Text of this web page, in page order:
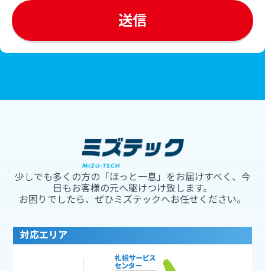
少しでも多くの方の「ほっと一息」をお届けすべく、今
日もお客様の元へ駆けつけ致します。
お困りでしたら、ぜひミズテックへお任せください。
対応エリア